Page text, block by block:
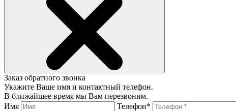
Заказ обратного звонка
Укажите Ваше имя и контактный телефон.
В ближайшее время мы Вам перезвоним.
Имя
Телефон*